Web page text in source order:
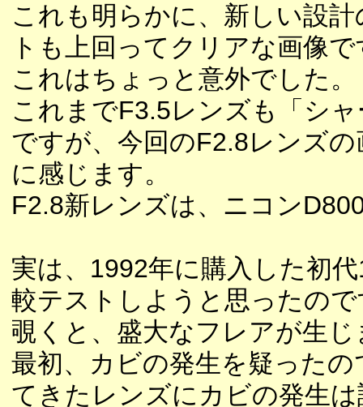
これも明らかに、新しい設
トも上回ってクリアな画像で
これはちょっと意外でした。
これまでF3.5レンズも「シ
ですが、今回のF2.8レンズ
に感じます。
F2.8新レンズは、ニコン
実は、1992年に購入した初
較テストしようと思ったの
覗くと、盛大なフレアが生
最初、カビの発生を疑った
てきたレンズにカビの発生